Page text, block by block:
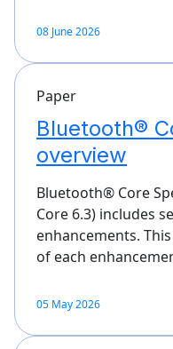
08 June 2026
Paper
Bluetooth®
overview
Bluetooth® Core
Core 6.3) includes
enhancements.
of each
05 May 2026